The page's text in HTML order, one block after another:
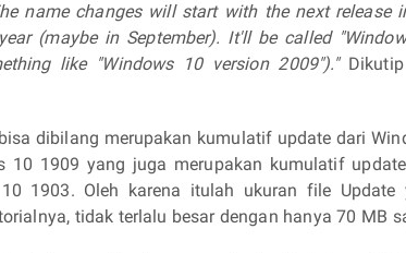
name changes will start with the next release
(maybe in September). It'll be called
like "Windows 10 version 2009")."
dibilang merupakan kumulatif update dari
10 1909 yang juga merupakan kumulatif
1903. Oleh karena itulah ukuran file Update
tidak terlalu besar dengan hanya 70 MB